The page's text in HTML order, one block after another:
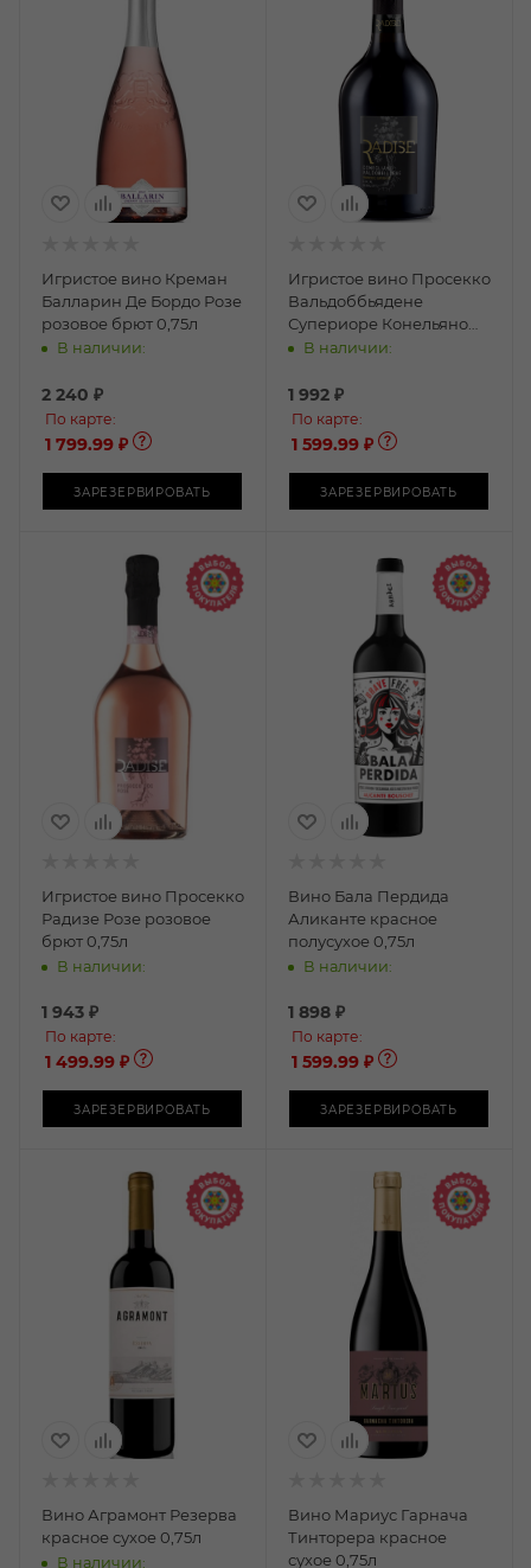
Игристое вино Креман
Балларин Де Бордо Розе
розовое брют 0,75л
В наличии:
2 240 ₽
По карте:
1 799.99 ₽
ЗАРЕЗЕРВИРОВАТЬ
Игристое вино Просекко
Вальдоббьядене
Супериоре Конельяно
Радизе белое брют 0,75л
В наличии:
1 992 ₽
По карте:
1 599.99 ₽
ЗАРЕЗЕРВИРОВАТЬ
Игристое вино Просекко
Радизе Розе розовое
брют 0,75л
В наличии:
1 943 ₽
По карте:
1 499.99 ₽
ЗАРЕЗЕРВИРОВАТЬ
Вино Бала Пердида
Аликанте красное
полусухое 0,75л
В наличии:
1 898 ₽
По карте:
1 599.99 ₽
ЗАРЕЗЕРВИРОВАТЬ
Вино Аграмонт Резерва
красное сухое 0,75л
В наличии:
Вино Мариус Гарнача
Тинторера красное
сухое 0,75л